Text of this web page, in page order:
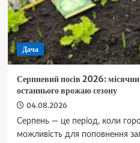
оселю
від
молі
Дача
Серпневий посів 2026:
останнього врожаю сезону
04.08.2026
Серпень — це період, коли
можливість для поповнення